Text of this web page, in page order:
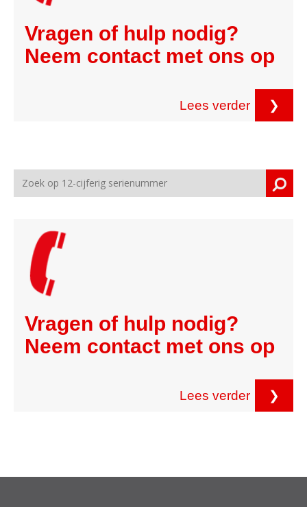
Vragen of hulp nodig?
Neem contact met ons op
Lees verder ❯
Vragen of hulp nodig?
Neem contact met ons op
Lees verder ❯